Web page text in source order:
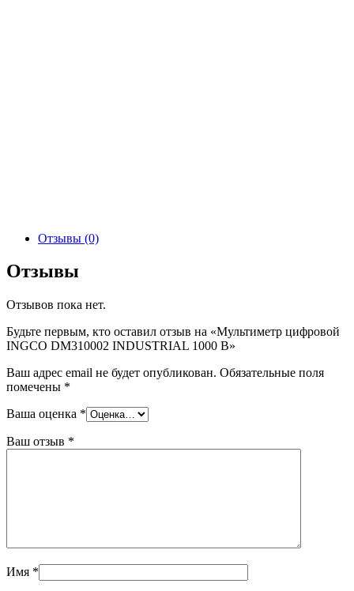
Отзывы (0)
Отзывы
Отзывов пока нет.
Будьте первым, кто оставил отзыв на «Мультиметр цифровой
INGCO DM310002 INDUSTRIAL 1000 В»
Ваш адрес email не будет опубликован. Обязательные поля
помечены *
Ваша оценка *
Ваш отзыв *
Имя *